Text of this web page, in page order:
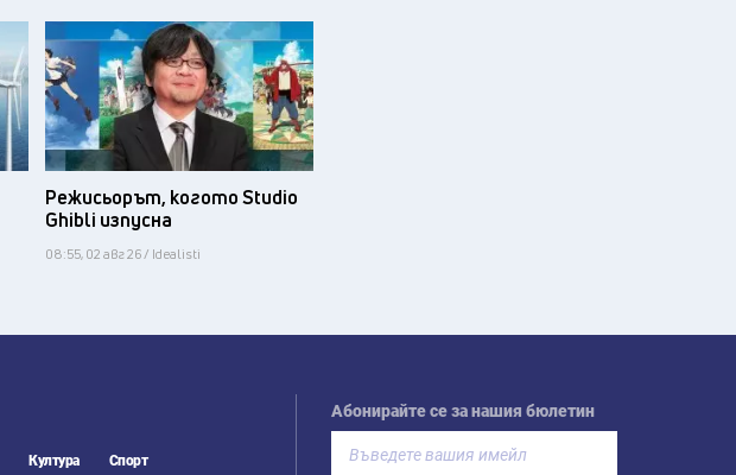
Режисьорът, когото Studio
Ghibli изпусна
08:55, 02 авг 26 / Idealisti
Култура
Спорт
Абонирайте се за нашия бюлетин